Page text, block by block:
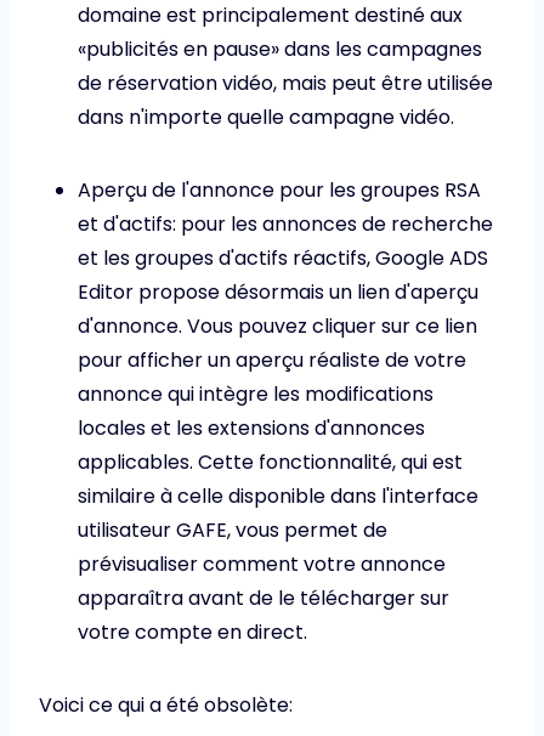
domaine est principalement destiné aux
«publicités en pause» dans les campagnes
de réservation vidéo, mais peut être utilisée
dans n'importe quelle campagne vidéo.
Aperçu de l'annonce pour les groupes RSA
et d'actifs: pour les annonces de recherche
et les groupes d'actifs réactifs, Google ADS
Editor propose désormais un lien d'aperçu
d'annonce. Vous pouvez cliquer sur ce lien
pour afficher un aperçu réaliste de votre
annonce qui intègre les modifications
locales et les extensions d'annonces
applicables. Cette fonctionnalité, qui est
similaire à celle disponible dans l'interface
utilisateur GAFE, vous permet de
prévisualiser comment votre annonce
apparaîtra avant de le télécharger sur
votre compte en direct.
Voici ce qui a été obsolète: